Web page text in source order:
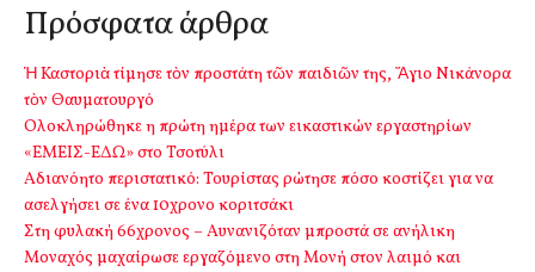
Πρόσφατα άρθρα
Ἡ Καστοριὰ τίμησε τὸν προστάτη τῶν παιδιῶν της, Ἅγιο Νικάνορα
τὸν Θαυματουργό
Ολοκληρώθηκε η πρώτη ημέρα των εικαστικών εργαστηρίων
«ΕΜΕΙΣ-ΕΔΩ» στο Τσοτύλι
Αδιανόητο περιστατικό: Τουρίστας ρώτησε πόσο κοστίζει για να
ασελγήσει σε ένα 10χρονο κοριτσάκι
Στη φυλακή 66χρονος – Αυνανιζόταν μπροστά σε ανήλικη
Μοναχός μαχαίρωσε εργαζόμενο στη Μονή στον λαιμό και